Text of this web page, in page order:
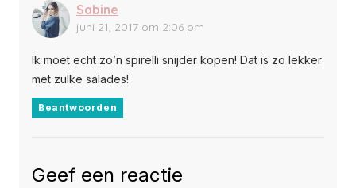
Sabine
juni 21, 2017 om 2:06 pm
Ik moet echt zo’n spirelli snijder kopen! Dat is zo lekker
met zulke salades!
Beantwoorden
Geef een reactie